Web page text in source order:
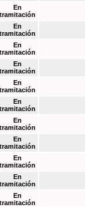
En
tramitación
En
tramitación
En
tramitación
En
tramitación
En
tramitación
En
tramitación
En
tramitación
En
tramitación
En
tramitación
En
tramitación
En
tramitación